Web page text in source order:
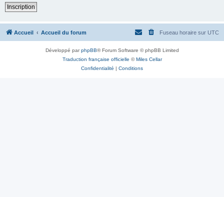
Inscription
Accueil Accueil du forum Fuseau horaire sur UTC
Développé parphpBB® Forum Software © phpBB Limited
Traduction française officielle ©Miles Cellar
Confidentialité | Conditions